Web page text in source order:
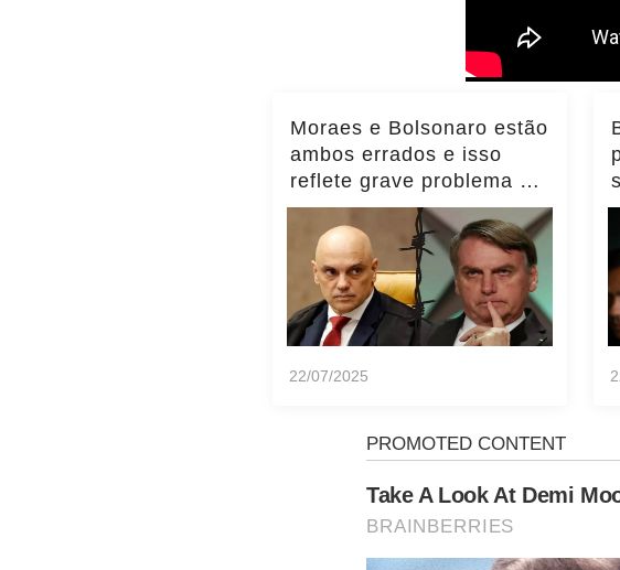
Moraes e Bolsonaro estão
ambos errados e isso
reflete grave problema do
Brasil, diz Transparência
Internacional
22/07/2025